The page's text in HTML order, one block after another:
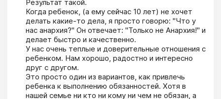
Результат такой.
Когда ребенок, (а ему сейчас 10 лет) не хочет
делать какие-то дела, я просто говорю: "Что у
нас анархия?" Он отвечает: "Только не Анархия!" и
делает быстро и качественно.
У нас очень теплые и доверительные отношения с
ребенком. Нам хорошо, радостно и интересно
друг с другом.
Это просто один из вариантов, как привлечь
ребенка к выполнению обязанностей. Хотя в
нашей семье ни кто ни кому ни чем не обязан, а